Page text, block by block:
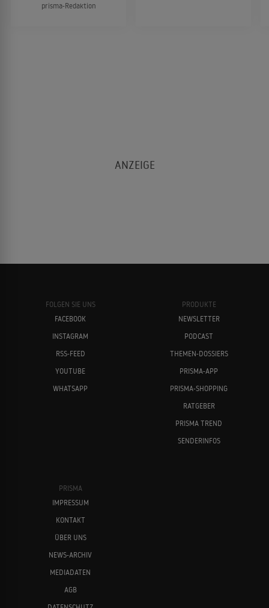
prisma-Redaktion
FOLGEN SIE UNS
FACEBOOK
INSTAGRAM
RSS-FEED
YOUTUBE
WHATSAPP
PRODUKTE
NEWSLETTER
PODCAST
THEMEN-DOSSIERS
PRISMA-APP
PRISMA-SHOPPING
RATGEBER
PRISMA TREND
SENDERINFOS
PRISMA
IMPRESSUM
KONTAKT
ÜBER UNS
NEWS-ARCHIV
MEDIADATEN
AGB